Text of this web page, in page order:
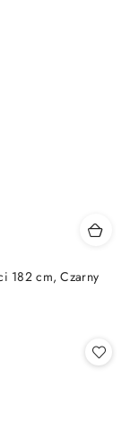
182 cm, Czarny